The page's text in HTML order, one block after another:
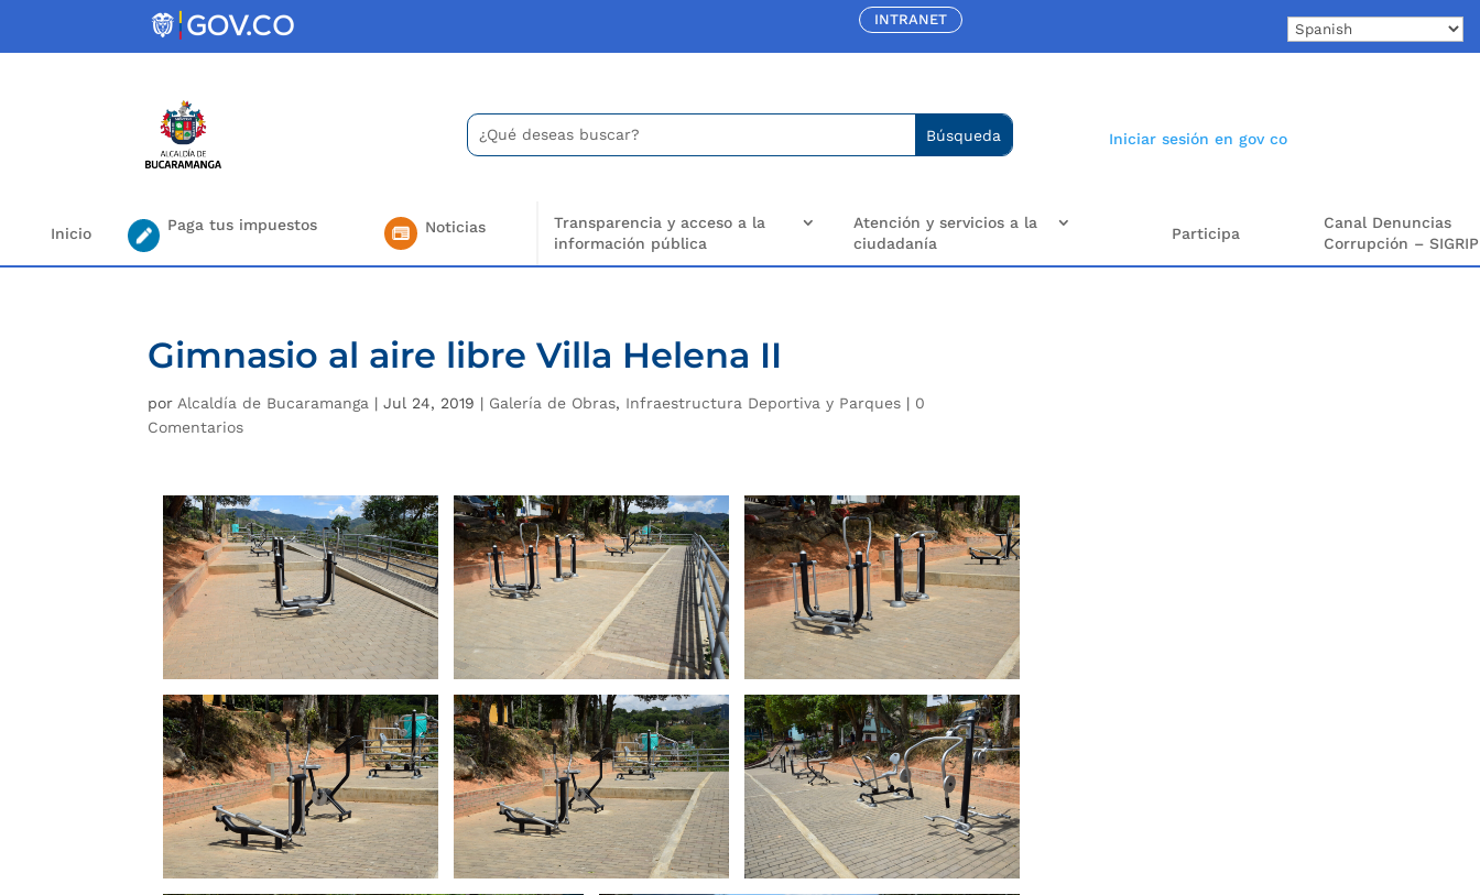
INTRANET
Buscar:
Search
for...
Iniciar sesión en gov co
Inicio Paga tus impuestos Noticias
Transparencia y acceso a la
información pública
Atención y servicios a la
ciudadanía
Participa
Canal Denuncias
Corrupción – SIGRIP
Gimnasio al aire libre Villa Helena II
por Alcaldía de Bucaramanga |Jul 24, 2019 | Galería de Obras, Infraestructura Deportiva y Parques | 0
Comentarios